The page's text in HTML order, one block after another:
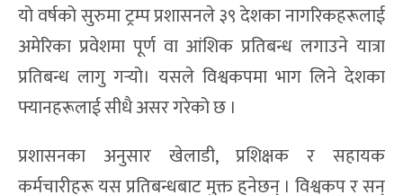
यो वर्षको सुरुमा ट्रम्प प्रशासनले ३९ देशका नागरिकहरूलाई
अमेरिका प्रवेशमा पूर्ण वा आंशिक प्रतिबन्ध लगाउने यात्रा
प्रतिबन्ध लागु गर्‍यो। यसले विश्वकपमा भाग लिने देशका
फ्यानहरूलाई सीधै असर गरेको छ ।
प्रशासनका अनुसार खेलाडी, प्रशिक्षक र सहायक
कर्मचारीहरू यस प्रतिबन्धबाट मुक्त हुनेछन् । विश्वकप र सन्